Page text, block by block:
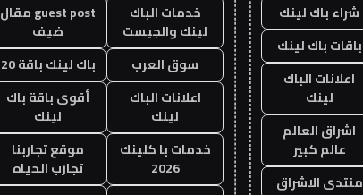
شراء باك لينك
باقات باك لينك
اعلانات الباك
لينك
اشراق العالم
عالم كبير
منتدى الاشراق
خدمات الباك
لينك والجيست
guest post مقال
ضيف
سوق العرب
باك لينك باقة 20
اعلانات الباك
لينك
أقوى باقة باك
لينك
خدمات با كلينك
2026
موقع تجاربنا
تجارب الحياه